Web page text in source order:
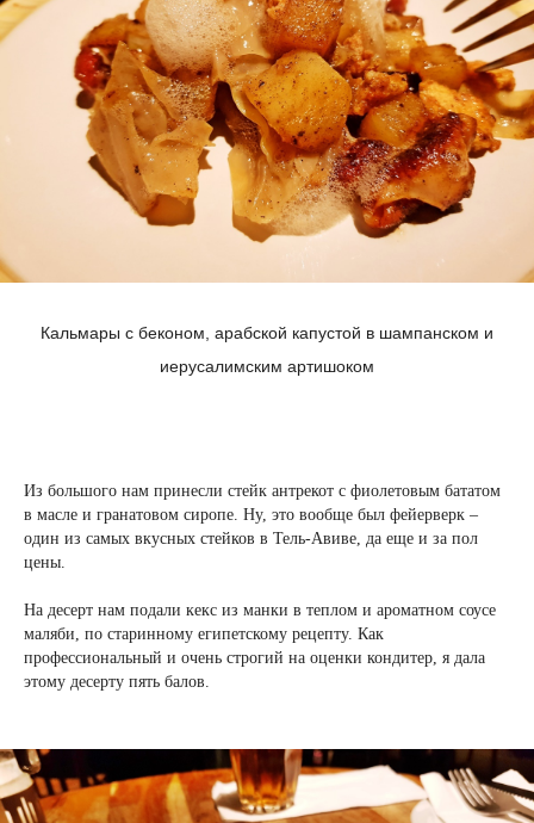
Кальмары с беконом, арабской капустой в шампанском и
иерусалимским артишоком
Из большого нам принесли стейк антрекот с фиолетовым бататом
в масле и гранатовом сиропе. Ну, это вообще был фейерверк –
один из самых вкусных стейков в Тель-Авиве, да еще и за пол
цены.
На десерт нам подали кекс из манки в теплом и ароматном соусе
маляби, по старинному египетскому рецепту. Как
профессиональный и очень строгий на оценки кондитер, я дала
этому десерту пять балов.